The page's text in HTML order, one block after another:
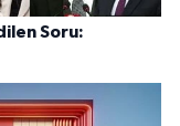
Soru: